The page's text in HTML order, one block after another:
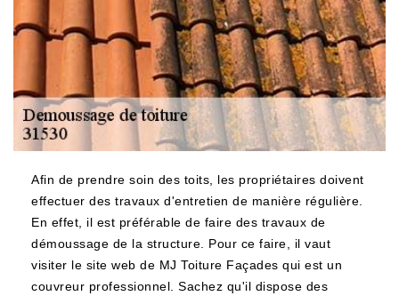
Afin de prendre soin des toits, les propriétaires doivent
effectuer des travaux d'entretien de manière régulière.
En effet, il est préférable de faire des travaux de
démoussage de la structure. Pour ce faire, il vaut
visiter le site web de MJ Toiture Façades qui est un
couvreur professionnel. Sachez qu'il dispose des